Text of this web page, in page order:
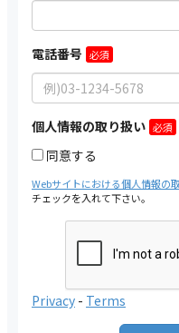
電話番号
個人情報の取り扱い
同意する
Webサイトにおける個人情報の
チェックを入れて下さい。
Privacy - Terms